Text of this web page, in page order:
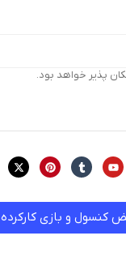
پذیر خواهد بود.
کنسول و بازی کارکرده